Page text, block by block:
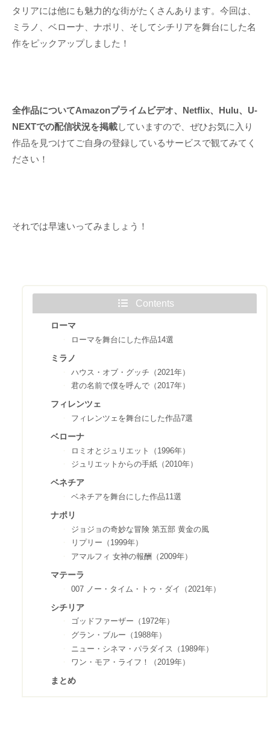
タリアには他にも魅力的な街がたくさんあります。今回は、
ミラノ、ベローナ、ナポリ、そしてシチリアを舞台にした名
作をピックアップしました！
全作品についてAmazonプライムビデオ、Netflix、Hulu、U-
NEXTでの配信状況を掲載していますので、ぜひお気に入り
作品を見つけてご自身の登録しているサービスで観てみてく
ださい！
それでは早速いってみましょう！
Contents
ローマ
ローマを舞台にした作品14選
ミラノ
ハウス・オブ・グッチ（2021年）
君の名前で僕を呼んで（2017年）
フィレンツェ
フィレンツェを舞台にした作品7選
ベローナ
ロミオとジュリエット（1996年）
ジュリエットからの手紙（2010年）
ベネチア
ベネチアを舞台にした作品11選
ナポリ
ジョジョの奇妙な冒険 第五部 黄金の風
リプリー（1999年）
アマルフィ 女神の報酬（2009年）
マテーラ
007 ノー・タイム・トゥ・ダイ（2021年）
シチリア
ゴッドファーザー（1972年）
グラン・ブルー（1988年）
ニュー・シネマ・パラダイス（1989年）
ワン・モア・ライフ！（2019年）
まとめ